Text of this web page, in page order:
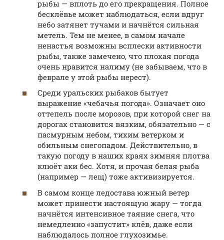
рыбы — вплоть до его прекращения. Полное
бесклёвье может наблюдаться, если вдруг
небо затянет тучами и начнётся сильная
метель. Тем не менее, в самом начале
ненастья возможны всплески активности
рыбы, также замечено, что плохая погода
очень нравится налиму (не забываем, что в
феврале у этой рыбы нерест).
Среди уральских рыбаков бытует
выражение «чебачья погода». Означает оно
оттепель после морозов, при которой снег на
дорогах становится вязким, обязательно — с
пасмурным небом, тихим ветерком и
обильным снегопадом. Действительно, в
такую погоду в наших краях зимняя плотва
клюёт аки бес. Хотя, и прочая белая рыба
(например — лещ) тоже активизируется.
В самом конце ледостава южный ветер
может принести настоящую жару — тогда
начнётся интенсивное таяние снега, что
немедленно «запустит» клёв, даже если
наблюдалось полное глухозимье.